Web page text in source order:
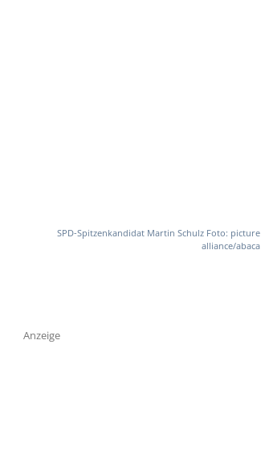
SPD-Spitzenkandidat Martin Schulz Foto: picture
alliance/abaca
Anzeige